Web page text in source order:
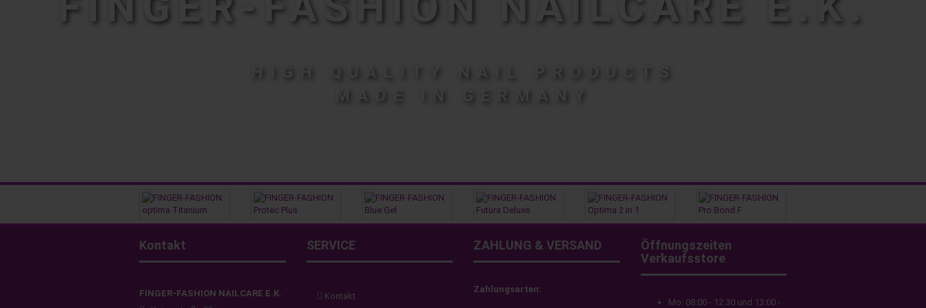
HIGH QUALITY NAIL PRODUCTS
MADE IN GERMANY
Kontakt
FINGER-FASHION NAILCARE E.K.
SERVICE
Kontakt
ZAHLUNG & VERSAND
Zahlungsarten:
Öffnungszeiten
Verkaufsstore
Mo: 08:00 - 12:30 und 13:00 -